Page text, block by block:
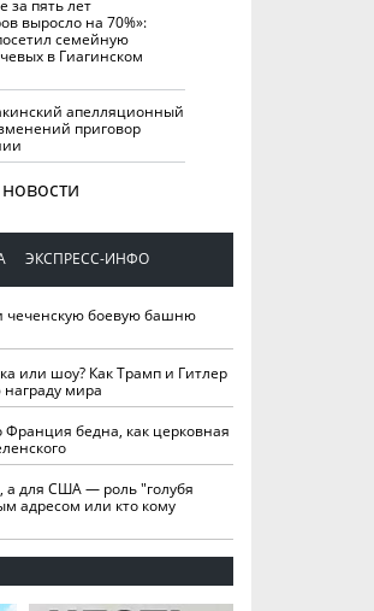
за пять лет
выросло на 70%»:
семейную
в Гиагинском
апелляционный
приговор
ЭКСПРЕСС-ИНФО
чеченскую боевую башню
или шоу? Как Трамп и Гитлер
мира
Франция бедна, как церковная
а для США — роль "голубя
адресом или кто кому